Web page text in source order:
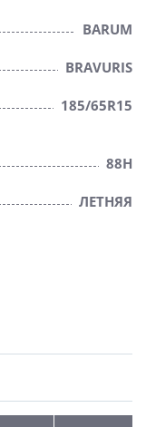
BARUM
BRAVURIS
185/65R15
88H
ЛЕТНЯЯ